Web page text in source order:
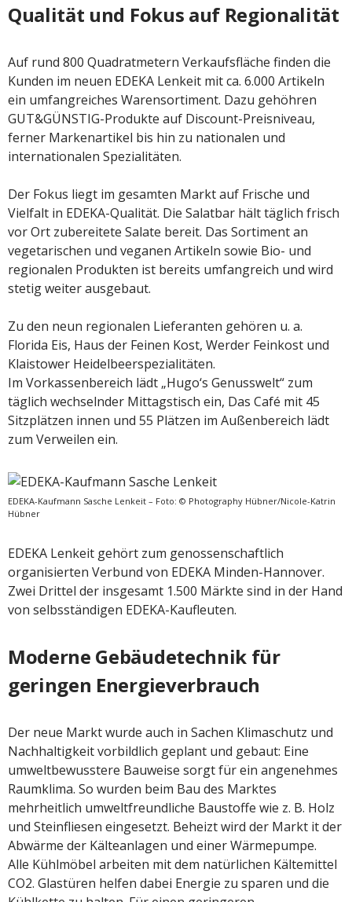
Qualität und Fokus auf Regionalität
Auf rund 800 Quadratmetern Verkaufsfläche finden die
Kunden im neuen EDEKA Lenkeit mit ca. 6.000 Artikeln
ein umfangreiches Warensortiment. Dazu gehöhren
GUT&GÜNSTIG-Produkte auf Discount-Preisniveau,
ferner Markenartikel bis hin zu nationalen und
internationalen Spezialitäten.
Der Fokus liegt im gesamten Markt auf Frische und
Vielfalt in EDEKA-Qualität. Die Salatbar hält täglich frisch
vor Ort zubereitete Salate bereit. Das Sortiment an
vegetarischen und veganen Artikeln sowie Bio- und
regionalen Produkten ist bereits umfangreich und wird
stetig weiter ausgebaut.
Zu den neun regionalen Lieferanten gehören u. a.
Florida Eis, Haus der Feinen Kost, Werder Feinkost und
Klaistower Heidelbeerspezialitäten.
Im Vorkassenbereich lädt „Hugo‘s Genusswelt“ zum
täglich wechselnder Mittagstisch ein, Das Café mit 45
Sitzplätzen innen und 55 Plätzen im Außenbereich lädt
zum Verweilen ein.
EDEKA-Kaufmann Sasche Lenkeit – Foto: © Photography Hübner/Nicole-Katrin
Hübner
EDEKA Lenkeit gehört zum genossenschaftlich
organisierten Verbund von EDEKA Minden-Hannover.
Zwei Drittel der insgesamt 1.500 Märkte sind in der Hand
von selbsständigen EDEKA-Kaufleuten.
Moderne Gebäudetechnik für
geringen Energieverbrauch
Der neue Markt wurde auch in Sachen Klimaschutz und
Nachhaltigkeit vorbildlich geplant und gebaut: Eine
umweltbewusstere Bauweise sorgt für ein angenehmes
Raumklima. So wurden beim Bau des Marktes
mehrheitlich umweltfreundliche Baustoffe wie z. B. Holz
und Steinfliesen eingesetzt. Beheizt wird der Markt it der
Abwärme der Kälteanlagen und einer Wärmepumpe.
Alle Kühlmöbel arbeiten mit dem natürlichen Kältemittel
CO2. Glastüren helfen dabei Energie zu sparen und die